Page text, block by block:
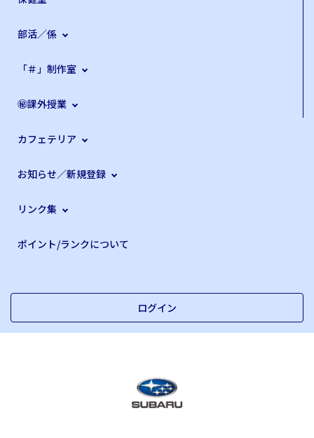
部活／係
「＃」制作室
㊙課外授業
カフェテリア
お知らせ／新規登録
リンク集
ポイント/ランクについて
ログイン